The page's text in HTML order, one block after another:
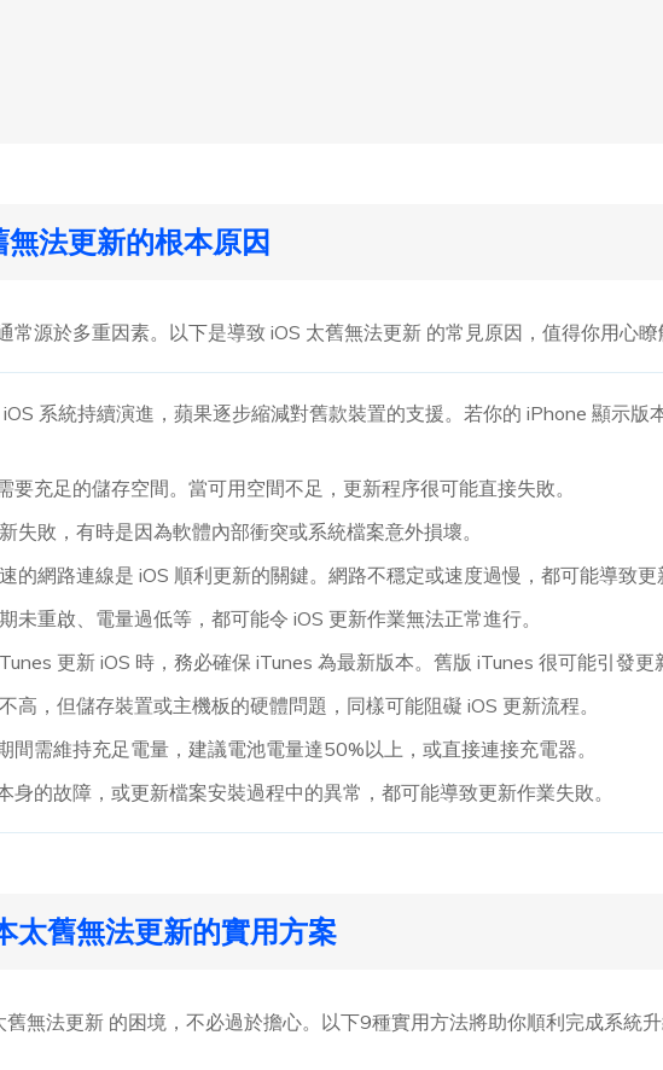
法更新的根本原因
常源於多重因素。以下是導致 iOS 太舊無法更新 的常見原因，值得你用心瞭
iOS 系統持續演進，蘋果逐步縮減對舊款裝置的支援。若你的 iPhone 顯示版
要充足的儲存空間。當可用空間不足，更新程序很可能直接失敗。
失敗，有時是因為軟體內部衝突或系統檔案意外損壞。
的網路連線是 iOS 順利更新的關鍵。網路不穩定或速度過慢，都可能導致更
未重啟、電量過低等，都可能令 iOS 更新作業無法正常進行。
更新 iOS 時，務必確保 iTunes 為最新版本。舊版 iTunes 很可能引發更
高，但儲存裝置或主機板的硬體問題，同樣可能阻礙 iOS 更新流程。
間需維持充足電量，建議電池電量達50%以上，或直接連接充電器。
身的故障，或更新檔案安裝過程中的異常，都可能導致更新作業失敗。
太舊無法更新的實用方案
無法更新 的困境，不必過於擔心。以下9種實用方法將助你順利完成系統